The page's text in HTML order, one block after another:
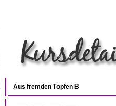
Aus fremden Töpfen B